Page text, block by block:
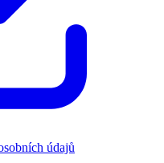
údajů